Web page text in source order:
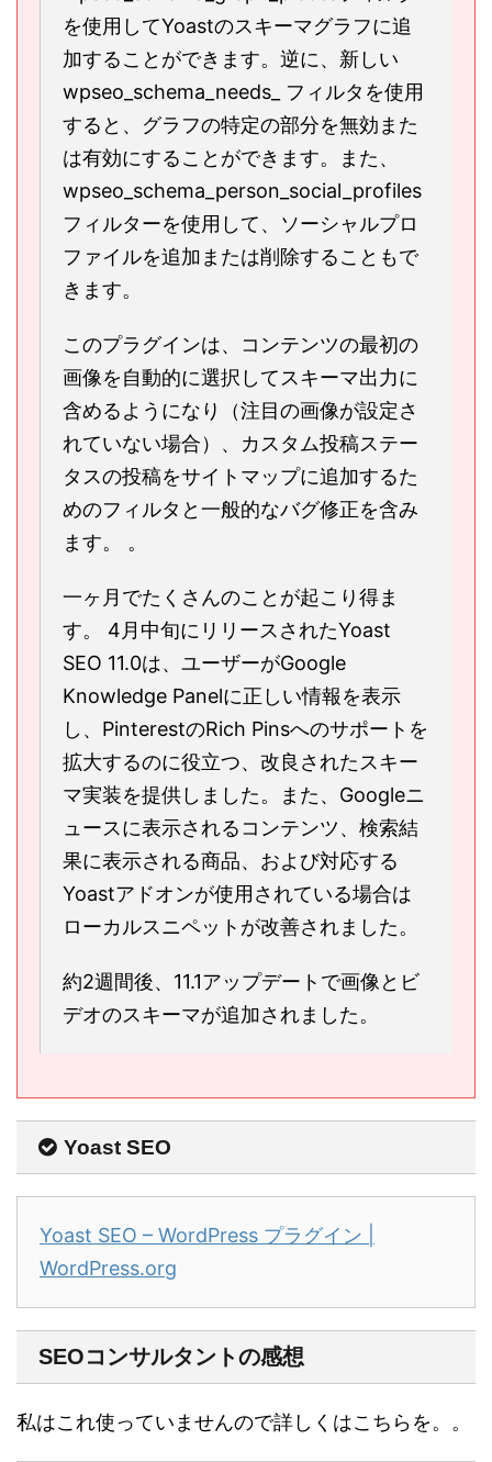
を使用してYoastのスキーマグラフに追
加することができます。逆に、新しい
wpseo_schema_needs_ フィルタを使用
すると、グラフの特定の部分を無効また
は有効にすることができます。また、
wpseo_schema_person_social_profiles
フィルターを使用して、ソーシャルプロ
ファイルを追加または削除することもで
きます。
このプラグインは、コンテンツの最初の
画像を自動的に選択してスキーマ出力に
含めるようになり（注目の画像が設定さ
れていない場合）、カスタム投稿ステー
タスの投稿をサイトマップに追加するた
めのフィルタと一般的なバグ修正を含み
ます。 。
一ヶ月でたくさんのことが起こり得ま
す。 4月中旬にリリースされたYoast
SEO 11.0は、ユーザーがGoogle
Knowledge Panelに正しい情報を表示
し、PinterestのRich Pinsへのサポートを
拡大するのに役立つ、改良されたスキー
マ実装を提供しました。また、Googleニ
ュースに表示されるコンテンツ、検索結
果に表示される商品、および対応する
Yoastアドオンが使用されている場合は
ローカルスニペットが改善されました。
約2週間後、11.1アップデートで画像とビ
デオのスキーマが追加されました。
Yoast SEO
Yoast SEO – WordPress プラグイン |
WordPress.org
SEOコンサルタントの感想
私はこれ使っていませんので詳しくはこちらを。。